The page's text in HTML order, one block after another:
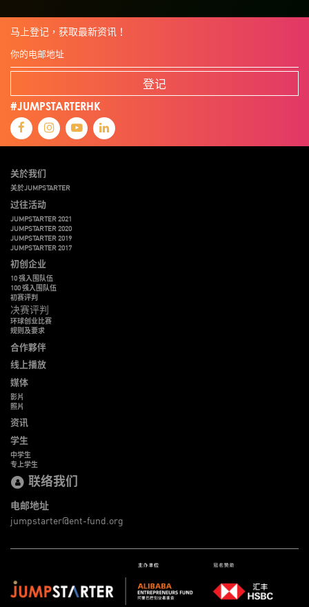
马上登记，获取最新资讯！
登记
#JUMPSTARTERHK
关於我们
关於JUMPSTARTER
过往活动
JUMPSTARTER 2021
JUMPSTARTER 2020
JUMPSTARTER 2019
JUMPSTARTER 2017
初创企业
10 强入围队伍
100 强入围队伍
初赛评判
决赛评判
环球创业比赛
规则及要求
合作夥伴
线上播放
媒体
影片
照片
资讯
学生
中学生
专上学生
联络我们
电邮地址
jumpstarter@ent-fund.org